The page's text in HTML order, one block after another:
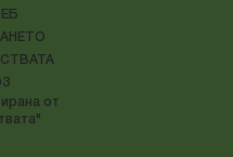
от